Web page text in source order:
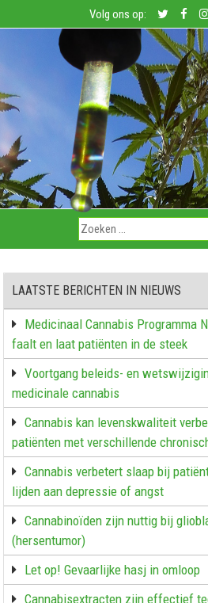
Volg ons op:
LAATSTE BERICHTEN IN NIEUWS
Medicinaal Cannabis Programma
faalt en laat patiënten in de steek
Voortgang beleids- en
medicinale cannabis
Cannabis kan levenskwaliteit
patiënten met verschillende
Cannabis verbetert slaap bij
lijden aan depressie of angst
Cannabinoïden zijn nuttig bij
(hersentumor)
Let op! Gevaarlijke hasj in omloop
Cannabisextracten zijn effectief